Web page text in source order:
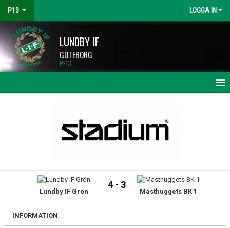
P13 LOGGA IN
LUNDBY IF
GÖTEBORG
PF13
BILDGALLERI
Lundby IF Grön
4 - 3
Masthuggets BK 1
INFORMATION